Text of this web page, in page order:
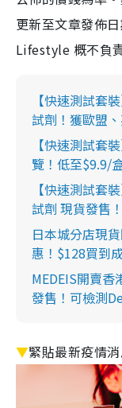
更新至文章發佈
Lifestyle 概不負
【快速測試套
試劑！獲歐盟
【快速測試套
覽！低至$9.9/
【快速測試套
試劑 現貨發售
日本城分店現
惠！$128買到
MEDEIS開賣
發售！可檢測
▼緊貼最新疫情